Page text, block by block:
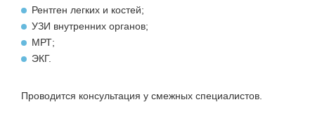
Рентген легких и костей;
УЗИ внутренних органов;
МРТ;
ЭКГ.
Проводится консультация у смежных специалистов.